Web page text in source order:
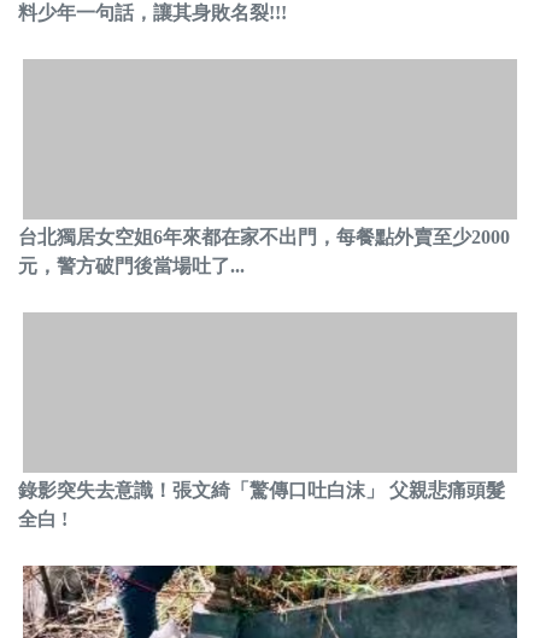
料少年一句話，讓其身敗名裂!!!
台北獨居女空姐6年來都在家不出門，每餐點外賣至少2000
元，警方破門後當場吐了...
錄影突失去意識！張文綺「驚傳口吐白沫」 父親悲痛頭髮
全白 !